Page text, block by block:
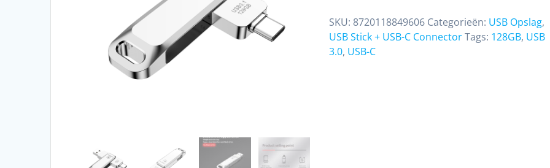
SKU: 8720118849606 Categorieën: USB Opslag,
USB Stick + USB-C ConnectorTags: 128GB, USB
3.0, USB-C